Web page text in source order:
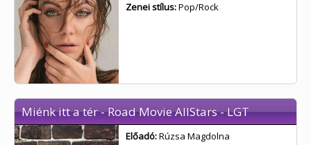
Zenei stílus:Pop/Rock
Miénk itt a tér - Road Movie AllStars - LGT
Előadó:Rúzsa Magdolna